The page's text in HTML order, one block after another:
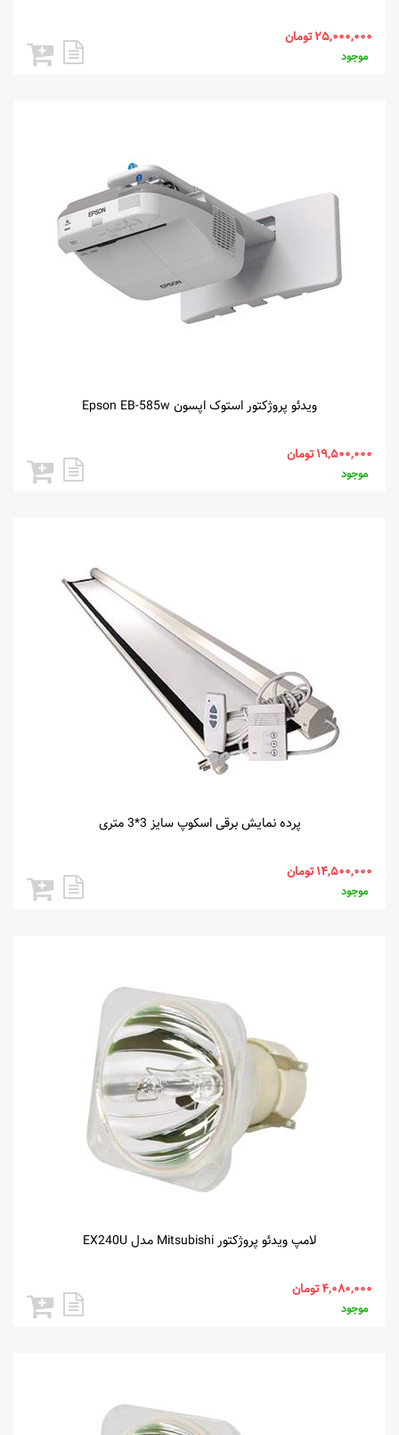
موجود
ویدئو پروژکتور استوک اپسون Epson EB-585w
موجود
پرده نمایش برقی اسکوپ سایز 3*3 متری
موجود
لامپ ویدئو پروژکتور Mitsubishi مدل EX240U
موجود